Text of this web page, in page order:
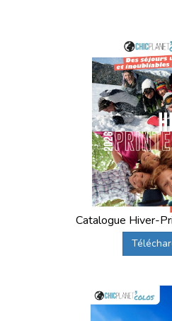
Catalogue Hiver-